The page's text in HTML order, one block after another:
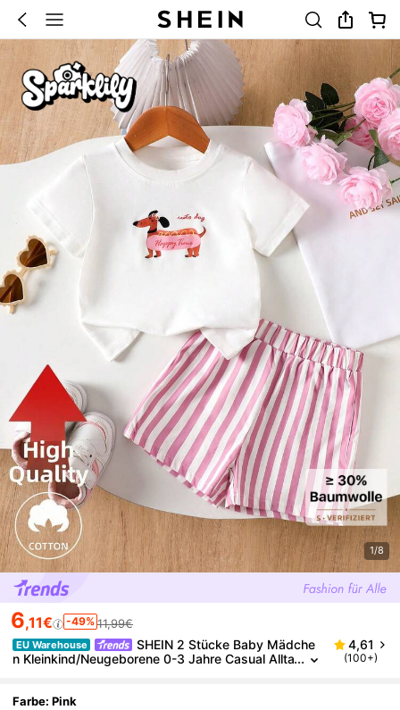
1/8
6,11€ -49% 11,99€
EU Warehouse
SHEIN 2 Stücke Baby Mädche
n Kleinkind/Neugeborene 0-3 Jahre Casual Allta
4,61
(100+)
Farbe: Pink